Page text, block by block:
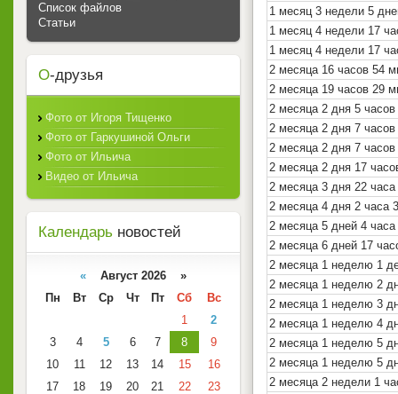
1 месяц 3 недели 5
1 месяц 4 недели 17
1 месяц 4 недели 17
2 месяца 16 часов 54
2 месяца 19 часов 29
2 месяца 2 дня 5
2 месяца 2 дня 7
2 месяца 2 дня 7
2 месяца 2 дня 17
2 месяца 3 дня 22
2 месяца 4 дня 2 часа
2 месяца 5 дней 4
2 месяца 6 дней 17
2 месяца 1 неделю 1
2 месяца 1 неделю 2
2 месяца 1 неделю 3
2 месяца 1 неделю 4
2 месяца 1 неделю 5
2 месяца 1 неделю 5
2 месяца 2 недели 1
Список файлов
Статьи
О-друзья
Фото от Игоря Тищенко
Фото от Гаркушиной Ольги
Фото от Ильича
Видео от Ильича
Календарь новостей
« Август 2026 »
Пн
Вт Ср Чт Пт Сб
Вс
1
2
3
4 5 6 7 8
9
10
11 12 13 14 15
16
17
18 19 20 21 22
23